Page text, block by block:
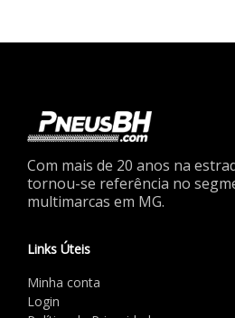
Com mais de 20 anos na
tornou-se referência no
multimarcas em MG.
Links Úteis
Minha conta
Login